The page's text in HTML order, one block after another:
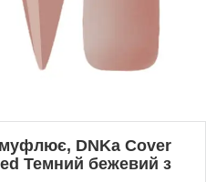
DNKa Cover
Темний бежевий з